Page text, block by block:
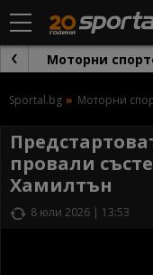
Моторни
Sportal.bg Моторни
провали
Хамилтън
8 юли 2026 | 13:53